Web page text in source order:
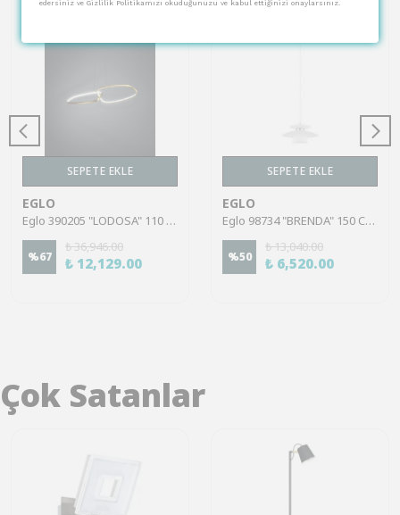
SEPETE EKLE
EGLO
Eglo 390205 "LODOSA" 110 Cm Yüksekliğinde Alüminyum, Çelik Pirinç Sarkıt Avize
%67
₺ 36,946.00
₺ 12,129.00
SEPETE EKLE
EGLO
Eglo 98734 "BRENDA" 150 Cm Yüksekliğinde Çelik Beyaz, Nikel Mat Sarkıt Avize
%50
₺ 13,040.00
₺ 6,520.00
Çok Satanlar
edersiniz ve Gizlilik Politikamızı okuduğunuzu ve kabul ettiğinizi onaylarsınız.